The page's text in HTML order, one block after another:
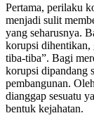
Pertama, perilaku
menjadi sulit
yang seharusnya.
korupsi dihentikan,
tiba-tiba”. Bagi
korupsi dipandang
pembangunan.
dianggap sesuatu
bentuk kejahatan.